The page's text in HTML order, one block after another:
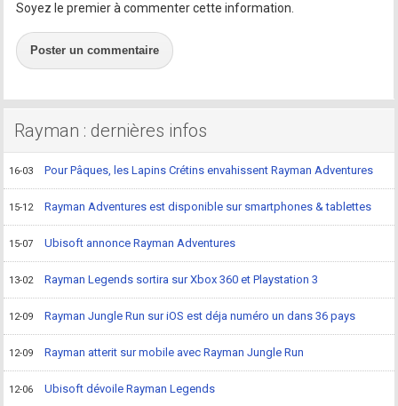
Soyez le premier à commenter cette information.
Poster un commentaire
Rayman : dernières infos
16-03 Pour Pâques, les Lapins Crétins envahissent Rayman Adventures
15-12 Rayman Adventures est disponible sur smartphones & tablettes
15-07 Ubisoft annonce Rayman Adventures
13-02 Rayman Legends sortira sur Xbox 360 et Playstation 3
12-09 Rayman Jungle Run sur iOS est déja numéro un dans 36 pays
12-09 Rayman atterit sur mobile avec Rayman Jungle Run
12-06 Ubisoft dévoile Rayman Legends